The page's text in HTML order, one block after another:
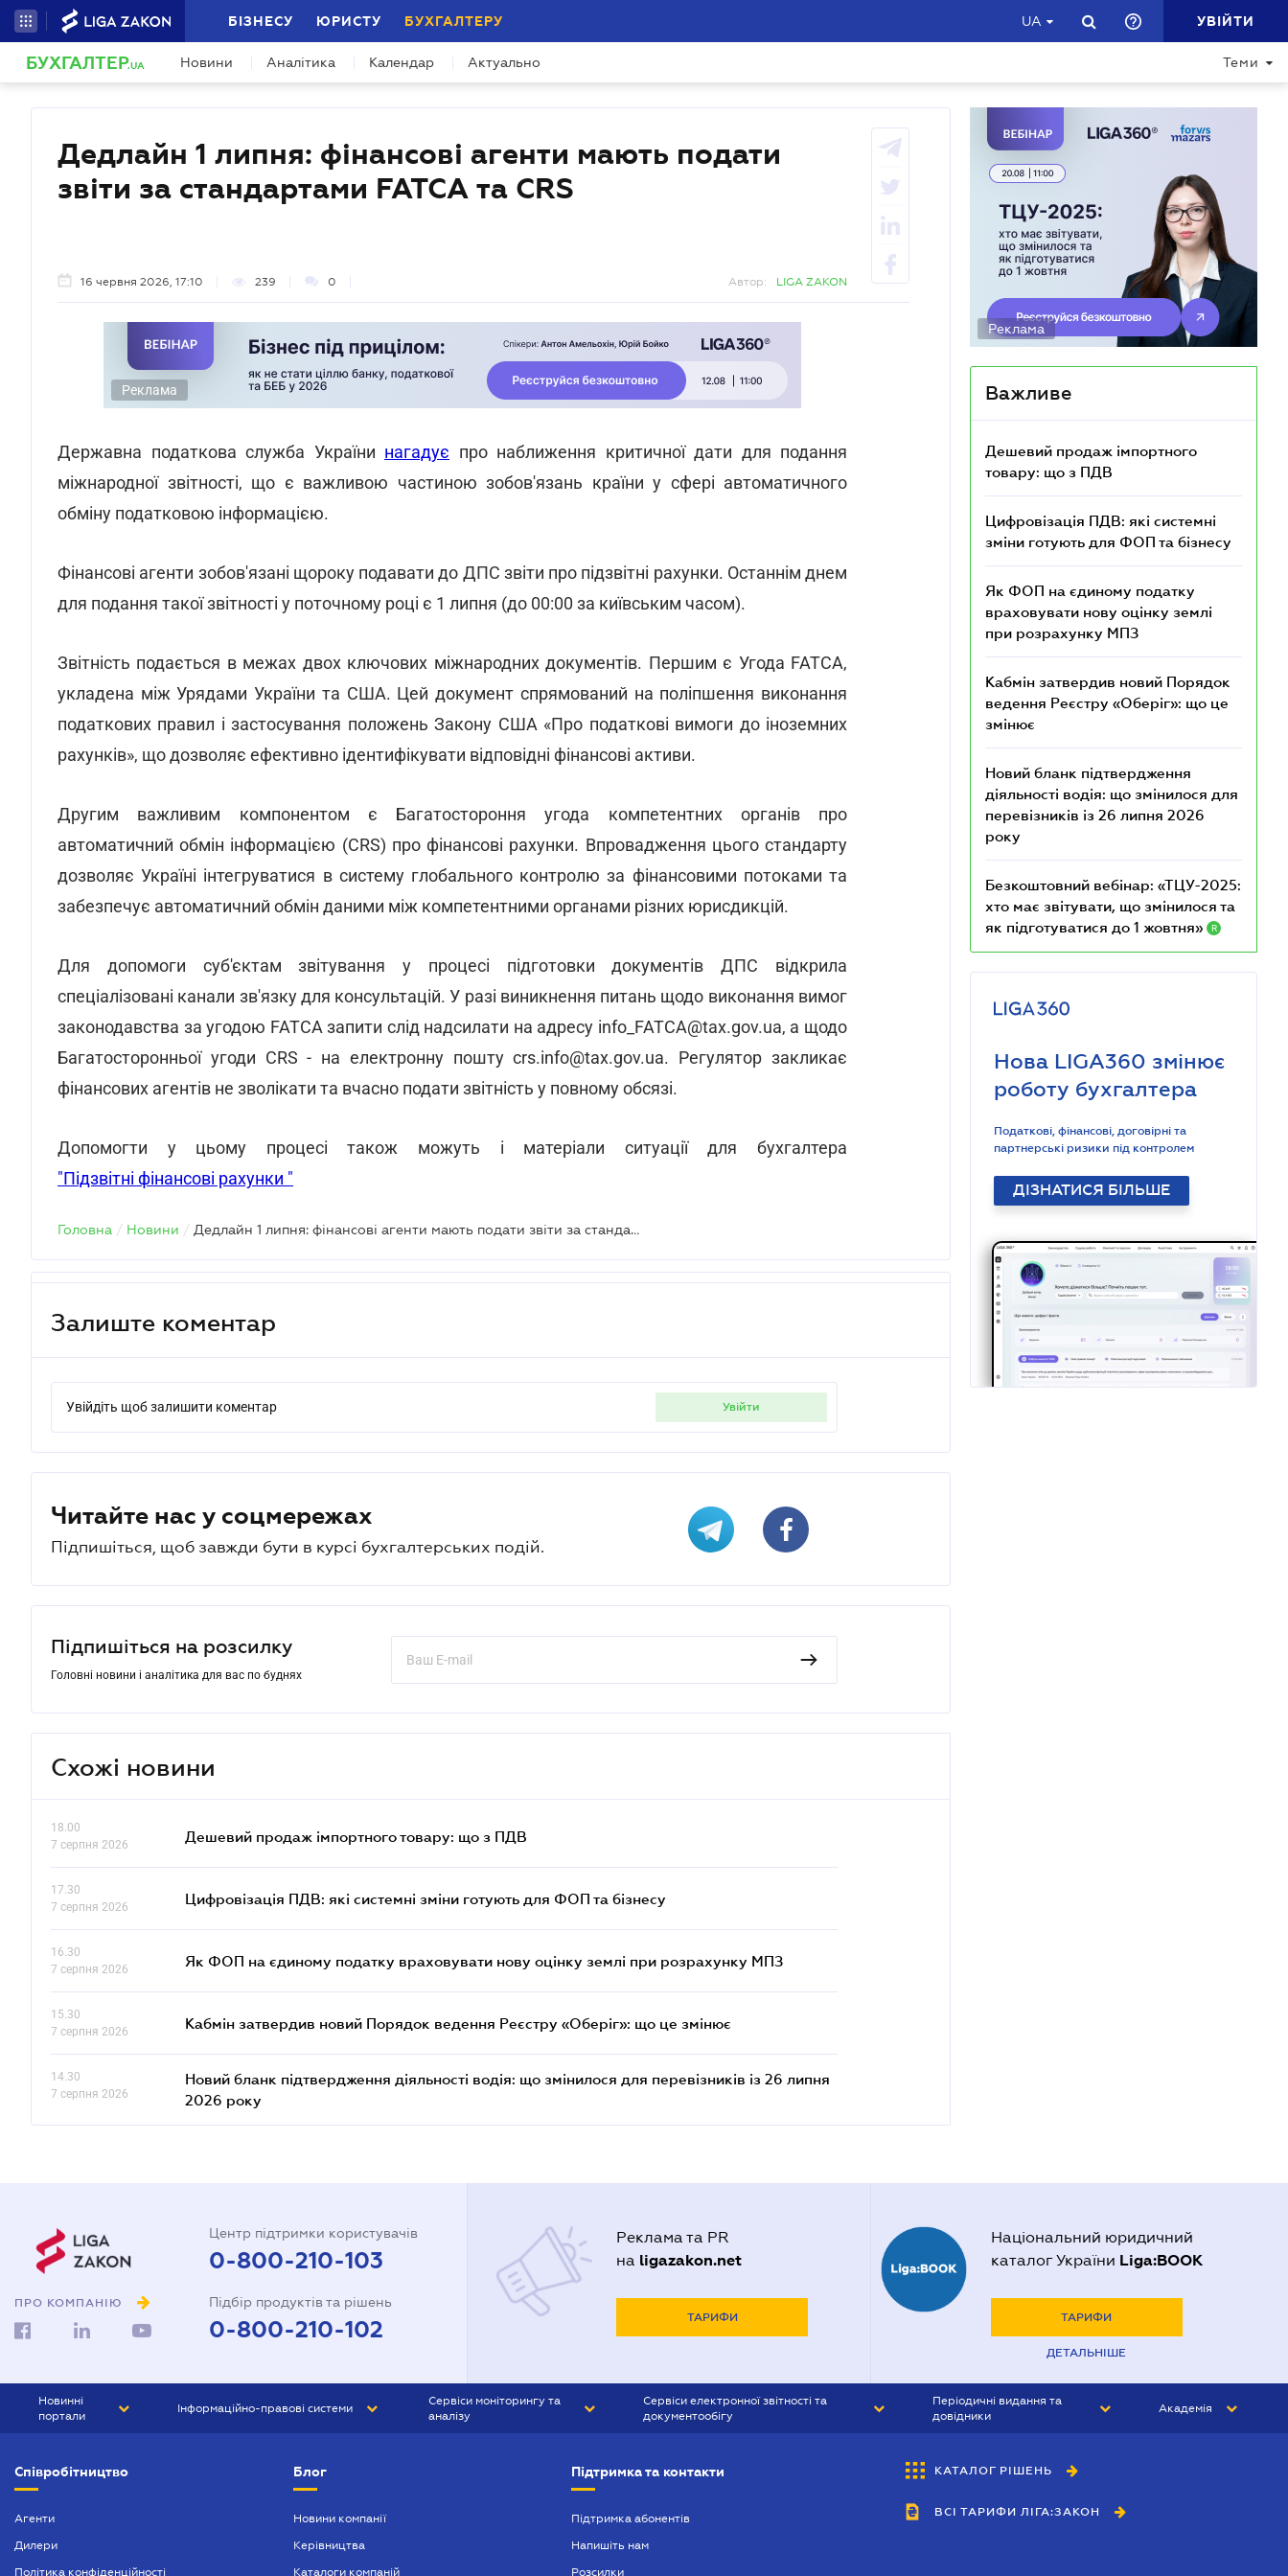
БІЗНЕСУ ЮРИСТУ БУХГАЛТЕРУ UA УВІЙТИ
БУХГАЛТЕР.UA Новини Аналітика Календар Актуально Теми
Дедлайн 1 липня: фінансові агенти мають подати
звіти за стандартами FATCA та CRS
16 червня 2026, 17:10 239 0 Автор: LIGA ZAKON
Реклама
Державна податкова служба України нагадує про наближення критичної дати для подання
міжнародної звітності, що є важливою частиною зобов'язань країни у сфері автоматичного
обміну податковою інформацією.
Фінансові агенти зобов'язані щороку подавати до ДПС звіти про підзвітні рахунки. Останнім днем
для подання такої звітності у поточному році є 1 липня (до 00:00 за київським часом).
Звітність подається в межах двох ключових міжнародних документів. Першим є Угода FATCA,
укладена між Урядами України та США. Цей документ спрямований на поліпшення виконання
податкових правил і застосування положень Закону США «Про податкові вимоги до іноземних
рахунків», що дозволяє ефективно ідентифікувати відповідні фінансові активи.
Другим важливим компонентом є Багатостороння угода компетентних органів про
автоматичний обмін інформацією (CRS) про фінансові рахунки. Впровадження цього стандарту
дозволяє Україні інтегруватися в систему глобального контролю за фінансовими потоками та
забезпечує автоматичний обмін даними між компетентними органами різних юрисдикцій.
Для допомоги суб'єктам звітування у процесі підготовки документів ДПС відкрила
спеціалізовані канали зв'язку для консультацій. У разі виникнення питань щодо виконання вимог
законодавства за угодою FATCA запити слід надсилати на адресу info_FATCA@tax.gov.ua, а щодо
Багатосторонньої угоди CRS - на електронну поштуcrs.info@tax.gov.ua. Регулятор закликає
фінансових агентів не зволікати та вчасно подати звітність у повному обсязі.
Допомогти у цьому процесі також можуть і матеріали ситуації для бухгалтера
"Підзвітні фінансові рахунки "
Головна / Новини / Дедлайн 1 липня: фінансові агенти мають подати звіти за стандартами FATCA та CRS
Залиште коментар
Увійдіть щоб залишити коментар увійти
Читайте нас у соцмережах
Підпишіться, щоб завжди бути в курсі бухгалтерських подій.
Підпишіться на розсилку
Головні новини і аналітика для вас по буднях
Схожі новини
18.00
7 серпня 2026
Дешевий продаж імпортного товару: що з ПДВ
17.30
7 серпня 2026
Цифровізація ПДВ: які системні зміни готують для ФОП та бізнесу
16.30
7 серпня 2026
Як ФОП на єдиному податку враховувати нову оцінку землі при розрахунку МПЗ
15.30
7 серпня 2026
Кабмін затвердив новий Порядок ведення Реєстру «Оберіг»: що це змінює
14.30
7 серпня 2026
Новий бланк підтвердження діяльності водія: що змінилося для перевізників із 26 липня
2026 року
Реклама
Важливе
Дешевий продаж імпортного
товару: що з ПДВ
Цифровізація ПДВ: які системні
зміни готують для ФОП та бізнесу
Як ФОП на єдиному податку
враховувати нову оцінку землі
при розрахунку МПЗ
Кабмін затвердив новий Порядок
ведення Реєстру «Оберіг»: що це
змінює
Новий бланк підтвердження
діяльності водія: що змінилося для
перевізників із 26 липня 2026
року
Безкоштовний вебінар: «ТЦУ-2025:
хто має звітувати, що змінилося та
як підготуватися до 1 жовтня»
R
Нова LIGA360 змінює
роботу бухгалтера
Податкові, фінансові, договірні та
партнерські ризики під контролем
ДІЗНАТИСЯ БІЛЬШЕ
ПРО КОМПАНІЮ
Центр підтримки користувачів
0-800-210-103
Підбір продуктів та рішень
0-800-210-102
Реклама та PR
на ligazakon.net
ТАРИФИ
Національний юридичний
каталог України Liga:BOOK
ТАРИФИ
ДЕТАЛЬНІШЕ
Новинні
портали
БІЗНЕС
Інформаційно-правові системи
БУХГАЛТЕР ПРОФ
Сервіси моніторингу та
аналізу
Сервіси електронної звітності та
документообігу
Періодичні видання та
довідники
БУХГАЛТЕР&ЗАКОН
ВІСНИК МСФЗ
Академія
Співробітництво
Агенти
Дилери
Політика конфіденційності
Блог
Новини компанії
Керівництва
Каталоги компаній
Підтримка та контакти
Підтримка абонентів
Напишіть нам
Розсилки
КАТАЛОГ РІШЕНЬ
ВСІ ТАРИФИ ЛІГА:ЗАКОН